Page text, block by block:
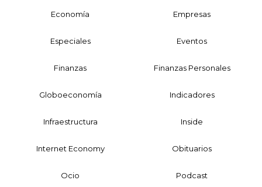
Economía Empresas
Especiales Eventos
Finanzas Finanzas Personales
Globoeconomía Indicadores
Infraestructura Inside
Internet Economy Obituarios
Ocio Podcast